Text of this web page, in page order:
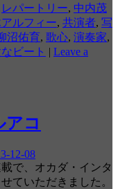
レパートリー, 中内茂
ルフィー, 共演者, 写
沼佑育, 歌心, 演奏家,
ビート | Leave a
アコ
12-08
で、オカダ・インタ
ていただきました。